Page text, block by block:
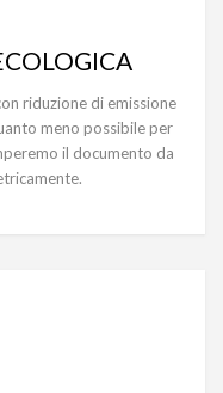
riduzione di emissione
meno possibile per
il documento da